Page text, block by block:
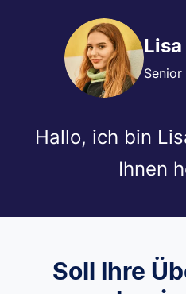
Hallo, ich bin
Ihnen
Soll Ihre